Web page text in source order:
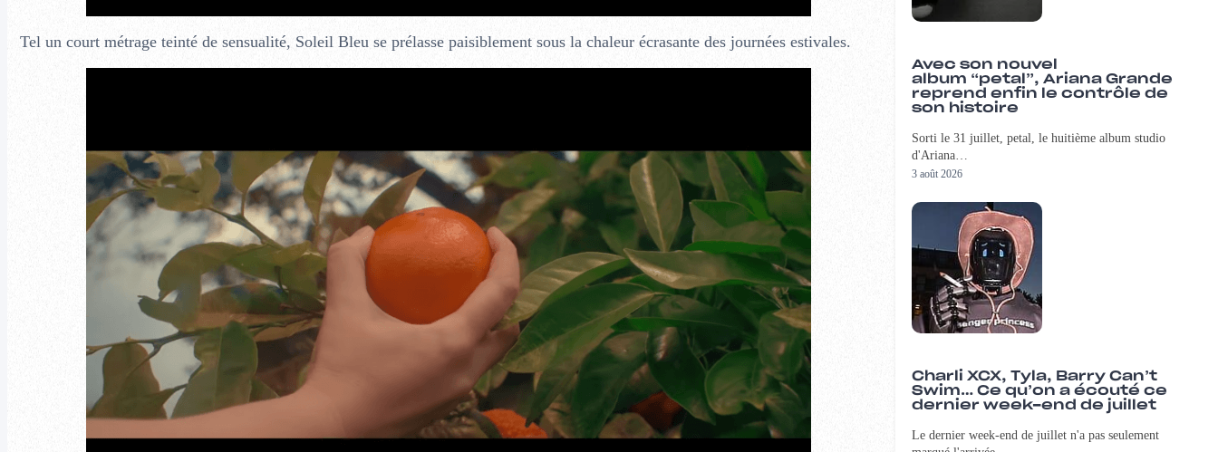
Tel un court métrage teinté de sensualité, Soleil Bleu se prélasse paisiblement sous la chaleur écrasante des journées estivales.
Avec son nouvel
album “petal”, Ariana Grande
reprend enfin le contrôle de
son histoire
Sorti le 31 juillet, petal, le huitième album studio
d'Ariana…
3 août 2026
Charli XCX, Tyla, Barry Can’t
Swim… Ce qu’on a écouté ce
dernier week-end de juillet
Le dernier week-end de juillet n'a pas seulement